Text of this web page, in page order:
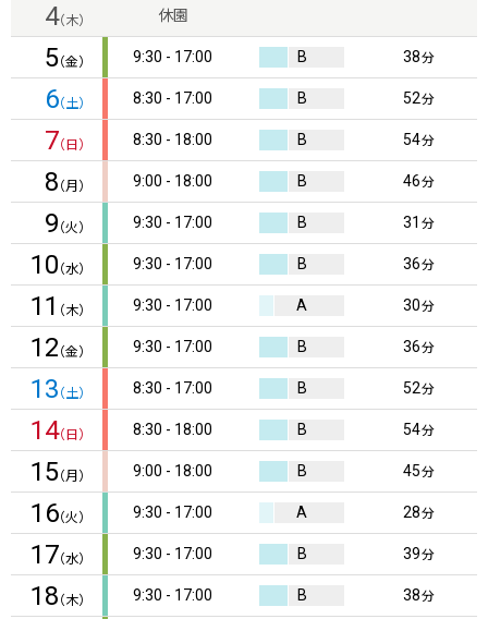
4（木） 休園
5（金） 9:30 - 17:00 B 38分
6（土） 8:30 - 17:00 B 52分
7（日） 8:30 - 18:00 B 54分
8 （月） 9:00 - 18:00 B 46分
9 （火） 9:30 - 17:00 B 31 分
10 （水） 9:30 - 17:00 B 36分
11 （木） 9:30 - 17:00 A 30分
12 （金） 9:30 - 17:00 B 36分
13 （土） 8:30 - 17:00 B 52分
14（日） 8:30 - 18:00 B 54分
15（月） 9:00 - 18:00 B 45分
16（火） 9:30 - 17:00 A 28分
17（水） 9:30 - 17:00 B 39分
18 （木） 9:30 - 17:00 B 38分